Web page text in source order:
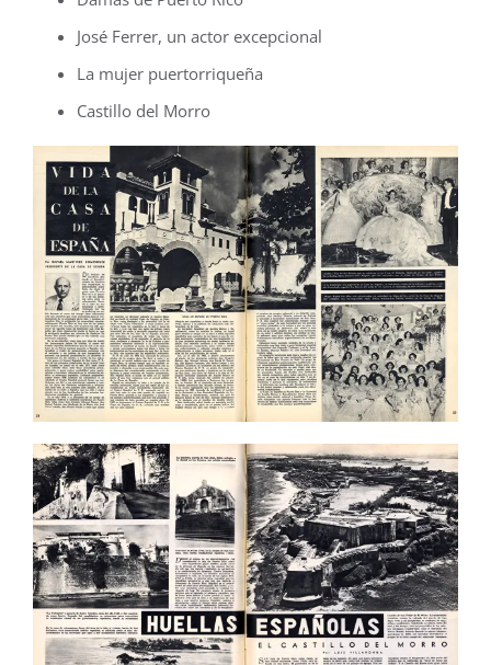
José Ferrer, un actor excepcional
La mujer puertorriqueña
Castillo del Morro